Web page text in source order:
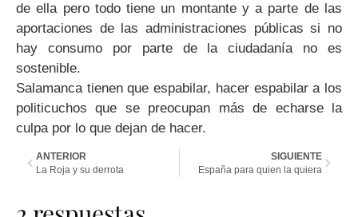
de ella pero todo tiene un montante y a parte de las
aportaciones de las administraciones públicas si no
hay consumo por parte de la ciudadanía no es
sostenible.
Salamanca tienen que espabilar, hacer espabilar a los
politicuchos que se preocupan más de echarse la
culpa por lo que dejan de hacer.
ANTERIOR
La Roja y su derrota
SIGUIENTE
España para quien la quiera